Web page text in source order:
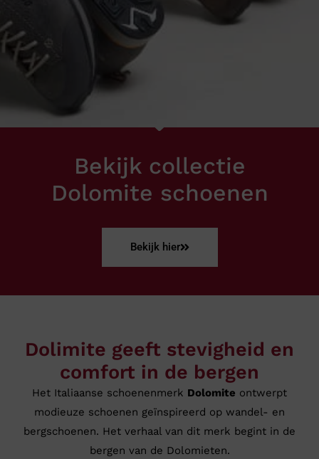
Bekijk collectie
Dolomite schoenen
Bekijk hier
Dolimite geeft stevigheid en
comfort in de bergen
Het Italiaanse schoenenmerk Dolomite ontwerpt
modieuze schoenen geïnspireerd op wandel- en
bergschoenen. Het verhaal van dit merk begint in de
bergen van de Dolomieten.